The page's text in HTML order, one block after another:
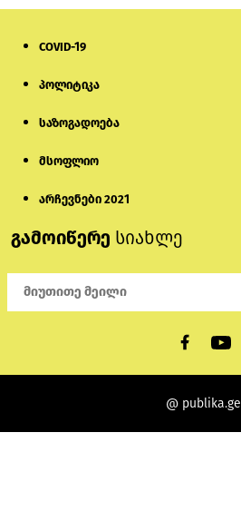
COVID-19
პოლიტიკა
საზოგადოება
მსოფლიო
არჩევნები 2021
გამოიწერე სიახლე
@ publika.ge